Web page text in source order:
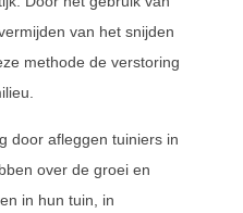
van het snijden
methode de verstoring
door afleggen tuiniers in
over de groei en
in hun tuin, in